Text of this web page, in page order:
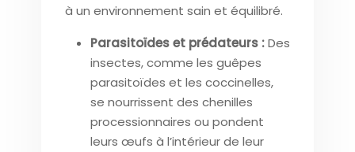
à un environnement sain et équilibré.
Parasitoïdes et prédateurs :Des
insectes, comme les guêpes
parasitoïdes et les coccinelles,
se nourrissent des chenilles
processionnaires ou pondent
leurs œufs à l’intérieur de leur